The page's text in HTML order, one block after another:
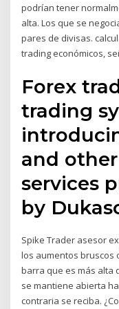
podrían tener
alta. Los que se
pares de divisas.
trading económicos,
Forex
trading
and
services
by
Spike Trader asesor
los aumentos bruscos
barra que es más alta
se mantiene abierta
contraria se reciba.